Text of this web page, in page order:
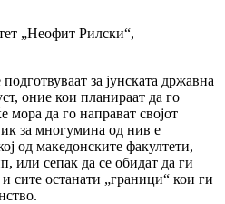
„Неофит Рилски“,
за јунската државна
оние кои планираат да го
мора да го направат својот
за многумина од нив е
од македонските факултети,
или сепак да се обидат да ги
сите останати „граници“ кои ги